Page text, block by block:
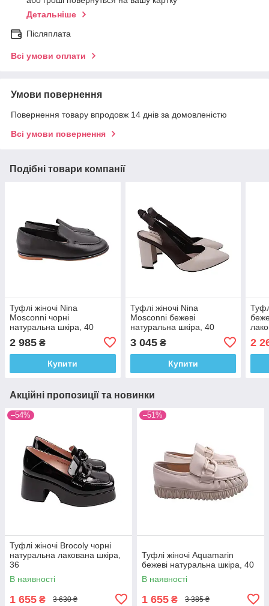
Детальніше
Післяплата
Всі умови оплати
Умови повернення
Повернення товару впродовж 14 днів за домовленістю
Всі умови повернення
Подібні товари компанії
Туфлі жіночі Nina
Mosconni чорні
натуральна шкіра, 40
2 985 ₴
Купити
Туфлі жіночі Nina
Mosconni бежеві
натуральна шкіра, 40
3 045₴
Купити
2
Акційні пропозиції та новинки
–54%
Туфлі жіночі Brocoly чорні
натуральна лакована шкіра,
36
В наявності
1 655 ₴ 3 630 ₴
–51%
Туфлі жіночі Aquamarin
бежеві натуральна шкіра, 40
В наявності
1 655 ₴ 3 385 ₴